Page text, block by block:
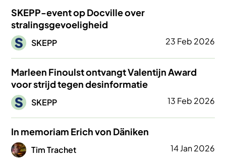
SKEPP-event op Docville over
stralingsgevoeligheid
Afbeelding
SKEPP 23 Feb 2026
Marleen Finoulst ontvangt Valentijn Award
voor strijd tegen desinformatie
Afbeelding
SKEPP 13 Feb 2026
In memoriam Erich von Däniken
Afbeelding
Tim Trachet 14 Jan 2026